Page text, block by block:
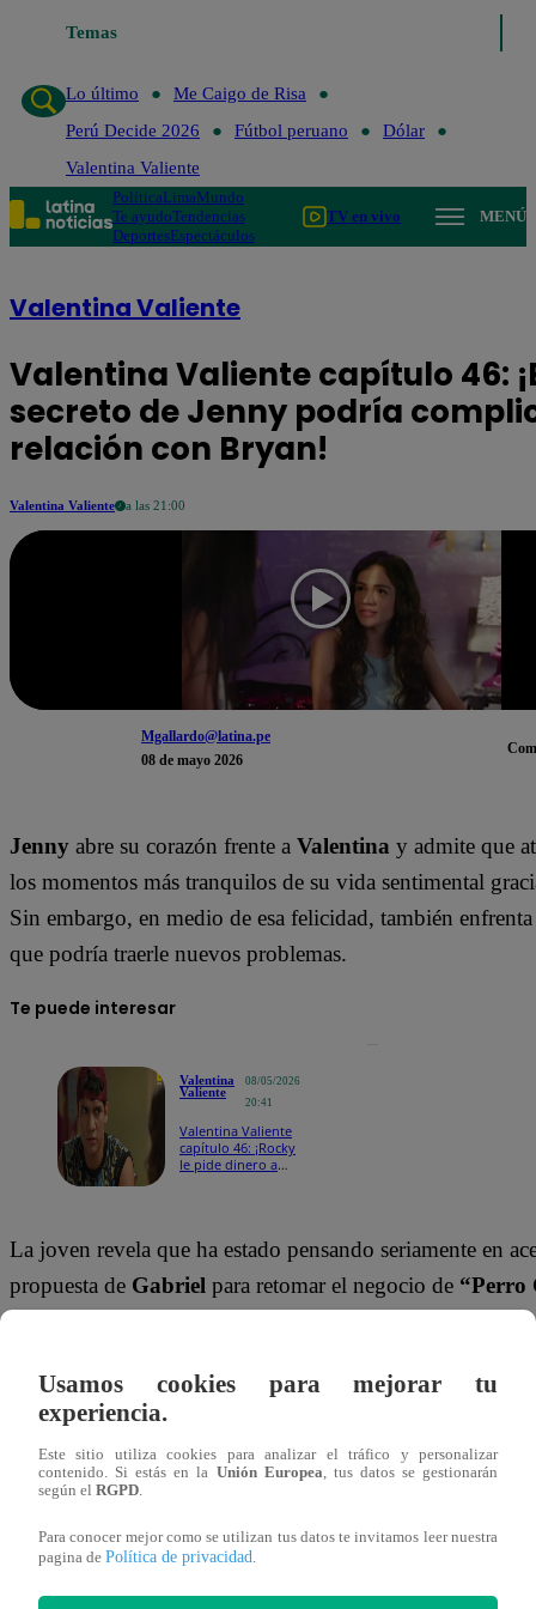
Temas
Lo último
Lo último
Me Caigo de Risa
Perú Decide 2026
Fútbol peruano
Dólar
Valentina Valiente
PolíticaLimaMundo
Te ayudoTendencias
DeportesEspectáculos
TV en vivo MENÚ
Valentina Valiente
Valentina Valiente capítulo 46:
secreto de Jenny podría
relación con Bryan!
Valentina Valiente a las 21:00
Mgallardo@latina.pe
08 de mayo 2026
Jenny abre su corazón frente a Valentina y admite que
los momentos más tranquilos de su vida sentimental
Sin embargo, en medio de esa felicidad, también
que podría traerle nuevos problemas.
Te puede interesar
Valentina
Valiente
08/05/2026
20:41
Valentina Valiente
capítulo 46: ¡Rocky
le pide dinero a
La joven revela que ha estado pensando seriamente en
propuesta de Gabriel para retomar el negocio de “Perro
Pese a la emoción por este posible nuevo comienzo,
admite que todavía no piensa contarle nada a
decisión complicada y teme que esto pueda afectar la
empieza a construir.
¡No te olvides de unirte a nuestro
Usamos cookies para mejorar tu
experiencia.
Este sitio utiliza cookies para analizar el tráfico y personalizar
contenido. Si estás en la Unión Europea , tus datos se gestionarán
según el RGPD
Para conocer mejor como se utilizan tus datos te invitamos leer nuestra
pagina de Política de privacidad